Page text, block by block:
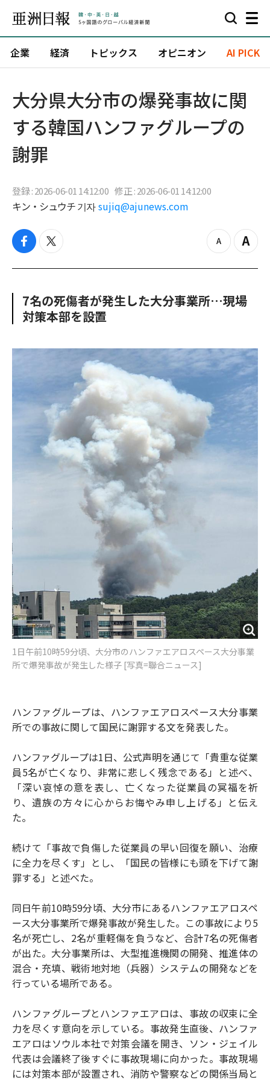
企業 経済 トピックス オピニオン AI PICK
大分県大分市の爆発事故に関
する韓国ハンファグループの
謝罪
登録 : 2026-06-01 14:12:00 修正 : 2026-06-01 14:12:00
キン・シュウチ 기자 sujiq@ajunews.com
f
c
o
o
k
t
i
e
r
z
o
u
Z
o
n
7名の死傷者が発生した大分事業所…現場
対策本部を設置
1日午前10時59分頃、大分市のハンファエアロスペース大分事業
所で爆発事故が発生した様子 [写真=聯合ニュース]
ハンファグループは、ハンファエアロスペース大分事業
所での事故に関して国民に謝罪する文を発表した。
ハンファグループは1日、公式声明を通じて「貴重な従業
員5名が亡くなり、非常に悲しく残念である」と述べ、
「深い哀悼の意を表し、亡くなった従業員の冥福を祈
り、遺族の方々に心からお悔やみ申し上げる」と伝え
た。
続けて「事故で負傷した従業員の早い回復を願い、治療
に全力を尽くす」とし、「国民の皆様にも頭を下げて謝
罪する」と述べた。
同日午前10時59分頃、大分市にあるハンファエアロスペ
ース大分事業所で爆発事故が発生した。この事故により5
名が死亡し、2名が重軽傷を負うなど、合計7名の死傷者
が出た。大分事業所は、大型推進機関の開発、推進体の
混合・充填、戦術地対地（兵器）システムの開発などを
行っている場所である。
ハンファグループとハンファエアロは、事故の収束に全
力を尽くす意向を示している。事故発生直後、ハンファ
エアロはソウル本社で対策会議を開き、ソン・ジェイル
代表は会議終了後すぐに事故現場に向かった。事故現場
には対策本部が設置され、消防や警察などの関係当局と